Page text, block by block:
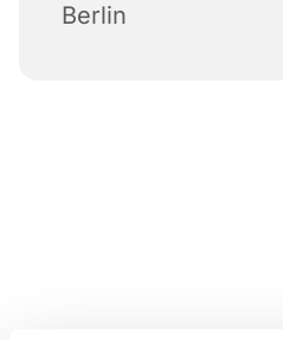
Berlin